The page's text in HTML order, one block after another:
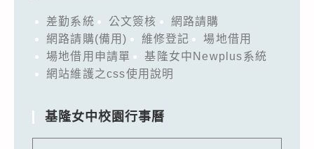
差勤系統 公文簽核
網路請購
網路請購(備用)
維修登記
場地借用
場地借用申請單
基隆女中Newplus系統
網站維護之css使用說明
基隆女中校園行事曆